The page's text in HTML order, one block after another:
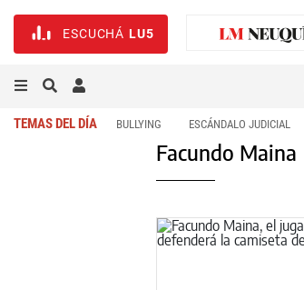
ESCUCHÁ LU5
TEMAS DEL DÍA BULLYING ESCÁNDALO JUDICIAL
Facundo Maina